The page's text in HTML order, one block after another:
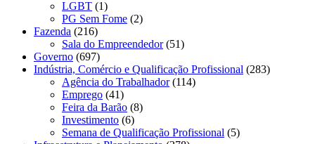
LGBT (1)
PG Sem Fome (2)
Fazenda (216)
Sala do Empreendedor(51)
Governo (697)
Indústria, Comércio e Qualificação Profissional (283)
Agência do Trabalhador(114)
Emprego (41)
Feira da Barão (8)
Investimento (6)
Semana de Qualificação Profissional (5)